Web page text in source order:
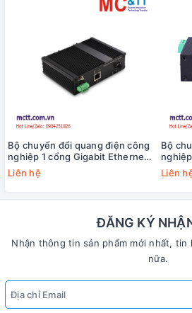
Bộ chuyển đổi quang điện công
nghiệp 1 cổng Gigabit Ethernet
sang 1 cổng SFP JHA JHA-
IGS11HP
Liên hệ
Bộ
sang
SFP
Liên
ĐĂNG KÝ
Nhận thông tin sản phẩm mới nhất, tin
nữa.